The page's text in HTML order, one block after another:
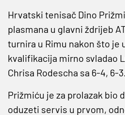
Hrvatski tenisač Dino
plasmana u glavni ždrijeb
turnira u Rimu nakon što je
kvalifikacija mirno svladao
Chrisa Rodescha sa 6-4, 6-3.
Prižmiću je za prolazak bio
oduzeti servis u prvom,